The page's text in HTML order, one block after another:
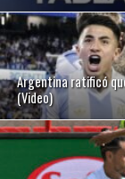
Argentina ratificó
(Video)